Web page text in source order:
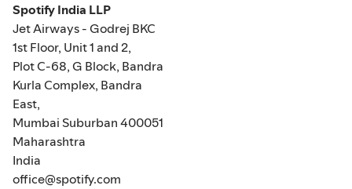
Spotify India LLP
Jet Airways - Godrej BKC
1st Floor, Unit 1 and 2,
Plot C-68, G Block, Bandra
Kurla Complex, Bandra
East,
Mumbai Suburban 400051
Maharashtra
India
office@spotify.com